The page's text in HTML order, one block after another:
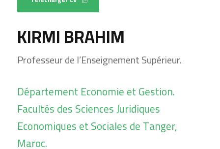
KIRMI BRAHIM
Professeur de l’Enseignement Supérieur.
Département Economie et Gestion.
Facultés des Sciences Juridiques
Economiques et Sociales de Tanger,
Maroc.